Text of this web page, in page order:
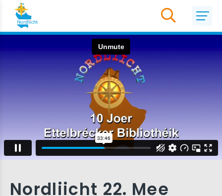
Nordliicht 22. Mee